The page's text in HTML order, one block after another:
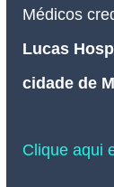
Médicos
Lucas
cidade de
Clique aqui